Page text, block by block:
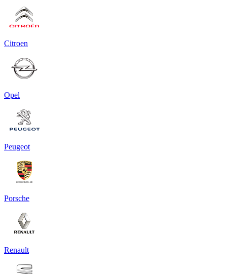
Citroen
Opel
Peugeot
Porsche
Renault